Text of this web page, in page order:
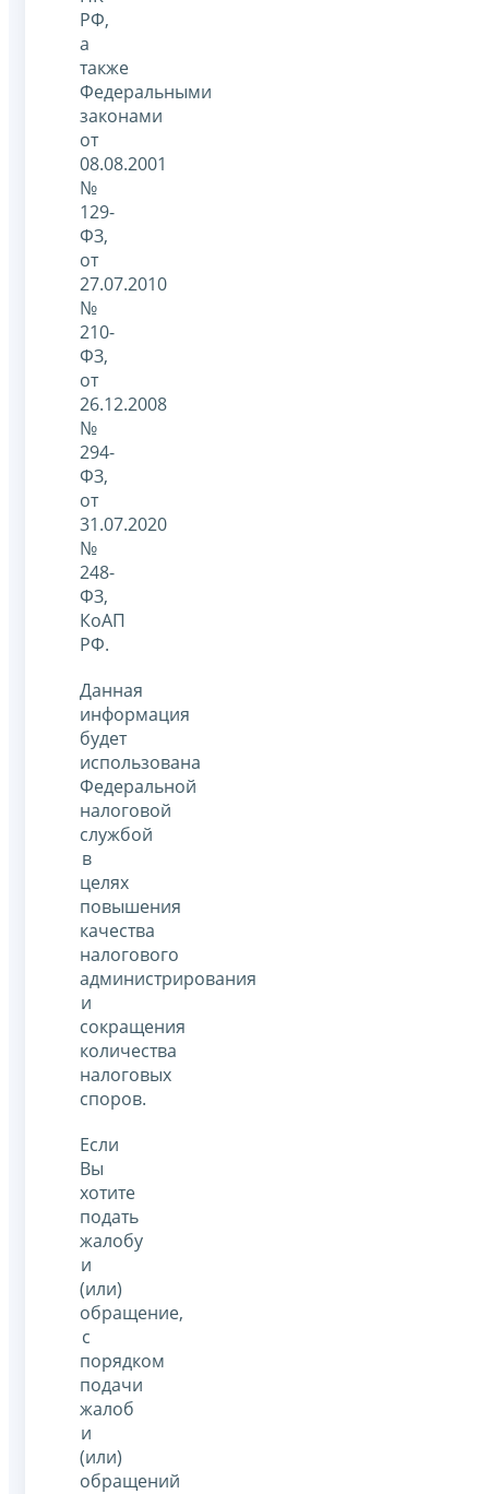
РФ,
а
также
Федеральными
законами
от
08.08.2001
№
129-
ФЗ,
от
27.07.2010
№
210-
ФЗ,
от
26.12.2008
№
294-
ФЗ,
от
31.07.2020
№
248-
ФЗ,
КоАП
РФ.
Данная
информация
будет
использована
Федеральной
налоговой
службой
в
целях
повышения
качества
налогового
администрирования
и
сокращения
количества
налоговых
споров.
Если
Вы
хотите
подать
жалобу
и
(или)
обращение,
с
порядком
подачи
жалоб
и
(или)
обращений